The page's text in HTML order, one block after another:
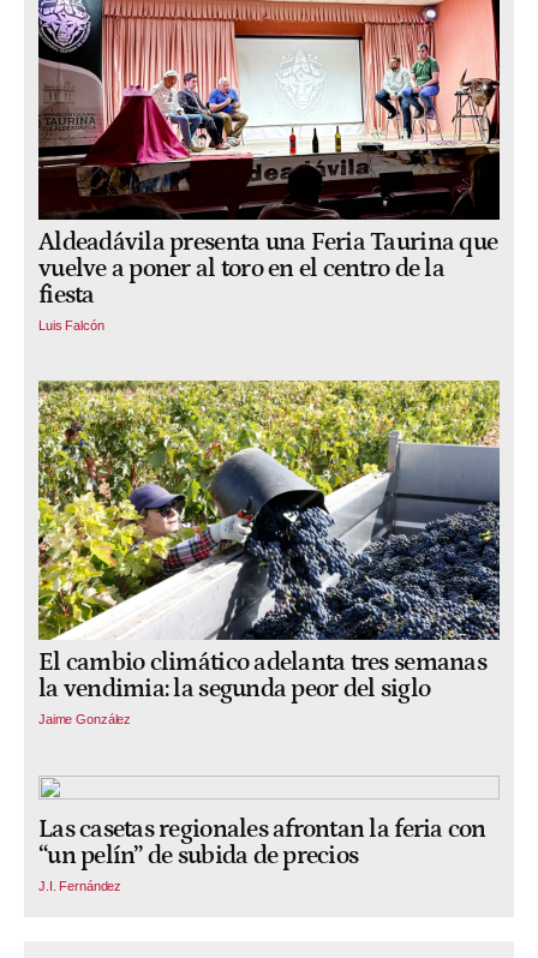
Aldeadávila presenta una Feria Taurina que
vuelve a poner al toro en el centro de la
fiesta
Luis Falcón
El cambio climático adelanta tres semanas
la vendimia: la segunda peor del siglo
Jaime González
Las casetas regionales afrontan la feria con
“un pelín” de subida de precios
J.I. Fernández